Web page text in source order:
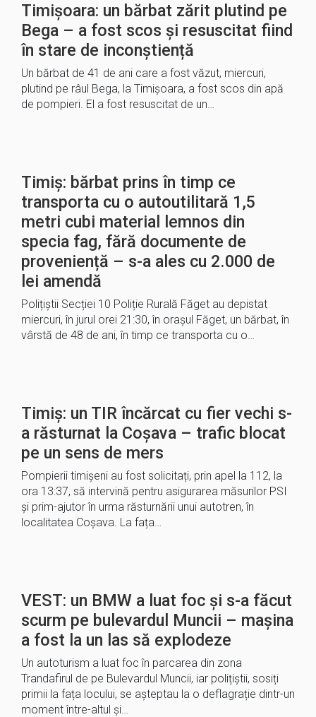
Timișoara: un bărbat zărit plutind pe
Bega – a fost scos și resuscitat fiind
în stare de inconștiență
Un bărbat de 41 de ani care a fost văzut, miercuri,
plutind pe râul Bega, la Timișoara, a fost scos din apă
de pompieri. El a fost resuscitat de un…
Timiș: bărbat prins în timp ce
transporta cu o autoutilitară 1,5
metri cubi material lemnos din
specia fag, fără documente de
proveniență – s-a ales cu 2.000 de
lei amendă
Polițiștii Secției 10 Poliție Rurală Făget au depistat
miercuri, în jurul orei 21:30, în orașul Făget, un bărbat, în
vârstă de 48 de ani, în timp ce transporta cu o…
Timiș: un TIR încărcat cu fier vechi s-
a răsturnat la Coșava – trafic blocat
pe un sens de mers
Pompierii timișeni au fost solicitați, prin apel la 112, la
ora 13:37, să intervină pentru asigurarea măsurilor PSI
și prim-ajutor în urma răsturnării unui autotren, în
localitatea Coșava. La fața…
VEST: un BMW a luat foc și s-a făcut
scurm pe bulevardul Muncii – mașina
a fost la un las să explodeze
Un autoturism a luat foc în parcarea din zona
Trandafirul de pe Bulevardul Muncii, iar polițiștii, sosiți
primii la fața locului, se așteptau la o deflagrație dintr-un
moment între-altul și…